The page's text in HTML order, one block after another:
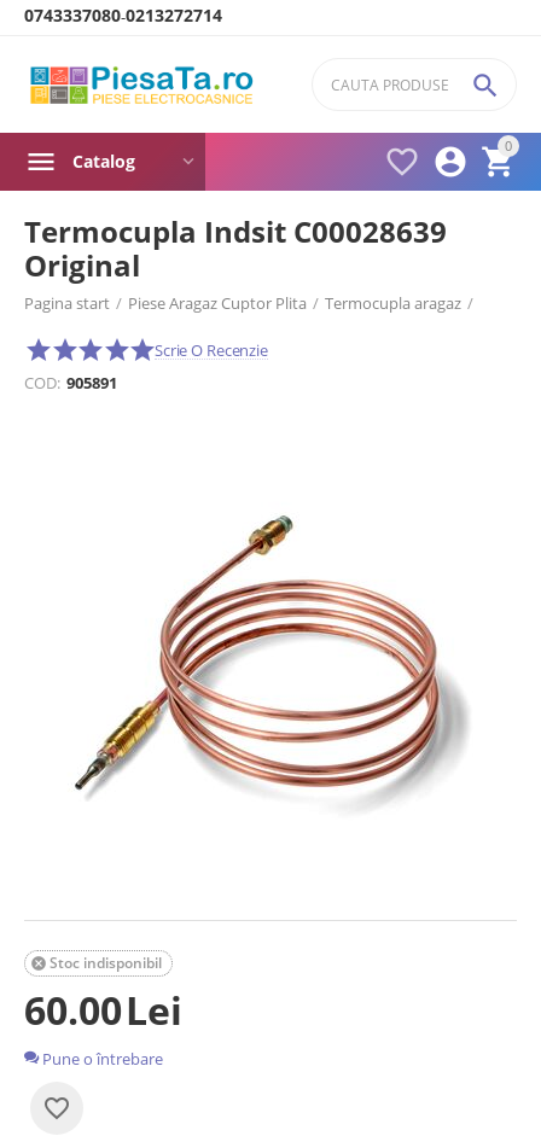
0743337080-0213272714
0




Catalog
Termocupla Indsit C00028639
Original
Pagina start / Piese Aragaz Cuptor Plita / Termocupla aragaz /
Termocupla aragaz Indesit /
Scrie O Recenzie
COD: 905891
Stoc indisponibil

60.00Lei
Pune o întrebare